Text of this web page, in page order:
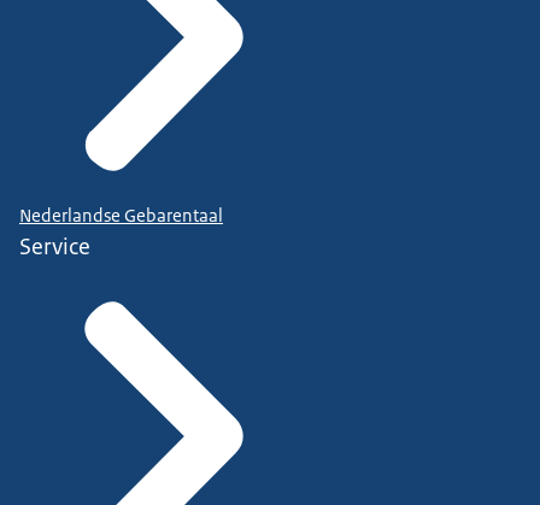
Nederlandse Gebarentaal
Service